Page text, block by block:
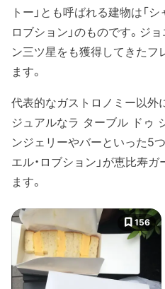
トー」とも呼ばれる建物は「
ロブション」のものです。ジ
ン三ツ星をも獲得してきたフ
ます。
代表的なガストロノミー以外
ジュアルなラ ターブル ドゥ
ンジェリーやバーといった5
エル・ロブション」が恵比寿
ます。
156